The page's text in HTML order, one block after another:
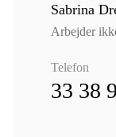
Sabrina
Arbejder
Telefon
33 38